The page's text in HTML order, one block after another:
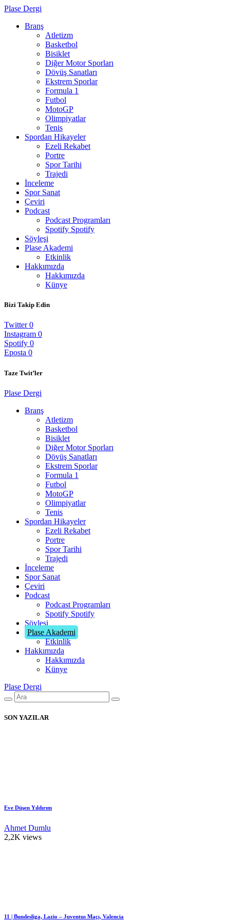
Plase Dergi
Branş
Atletizm
Basketbol
Bisiklet
Diğer Motor Sporları
Dövüş Sanatları
Ekstrem Sporlar
Formula 1
Futbol
MotoGP
Olimpiyatlar
Tenis
Spordan Hikayeler
Ezeli Rekabet
Portre
Spor Tarihi
Trajedi
İnceleme
Spor Sanat
Çeviri
Podcast
Podcast Programları
Spotify Spotify
Söyleşi
Plase Akademi
Etkinlik
Hakkımızda
Hakkımızda
Künye
Bizi Takip Edin
Twitter 0
Instagram 0
Spotify 0
Eposta 0
Taze Twit’ler
Plase Dergi
Branş
Atletizm
Basketbol
Bisiklet
Diğer Motor Sporları
Dövüş Sanatları
Ekstrem Sporlar
Formula 1
Futbol
MotoGP
Olimpiyatlar
Tenis
Spordan Hikayeler
Ezeli Rekabet
Portre
Spor Tarihi
Trajedi
İnceleme
Spor Sanat
Çeviri
Podcast
Podcast Programları
Spotify Spotify
Söyleşi
Plase Akademi
Etkinlik
Hakkımızda
Hakkımızda
Künye
Plase Dergi
SON YAZILAR
Eve Düşen Yıldırım
Ahmet Dumlu
2,2K views
11 | Bundesliga, Lazio – Juventus Maçı, Valencia